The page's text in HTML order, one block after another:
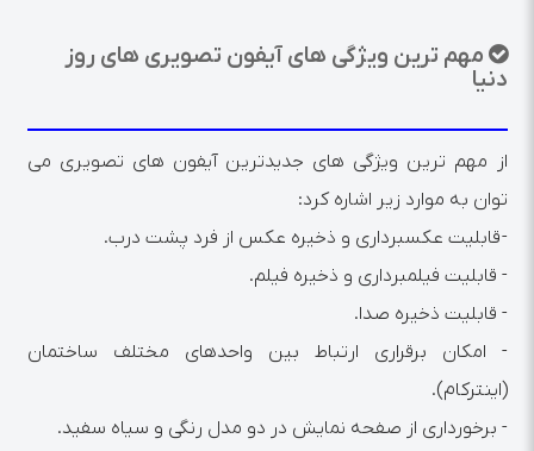
مهم ترین ویژگی های آیفون تصویری های روز
دنیا
از مهم ترین ویژگی های جدیدترین آیفون های تصویری می
توان به موارد زیر اشاره کرد:
- قابلیت عکسبرداری و ذخیره عکس از فرد پشت درب.
- قابلیت فیلمبرداری و ذخیره فیلم.
- قابلیت ذخیره صدا.
- امکان برقراری ارتباط بین واحدهای مختلف ساختمان
(اینترکام).
- برخورداری از صفحه نمایش در دو مدل رنگی و سیاه سفید.